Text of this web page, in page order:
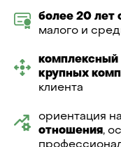
более 20 лет
малого и
комплексный
крупных
клиента
ориентация на
отношения,